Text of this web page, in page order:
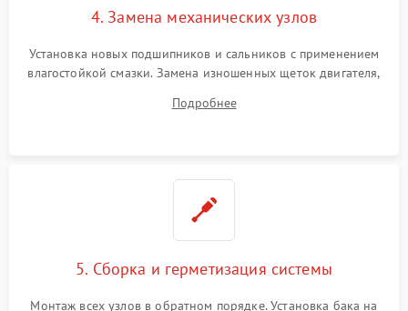
4. Замена механических узлов
Установка новых подшипников и сальников с применением
влагостойкой смазки. Замена изношенных щеток двигателя,
или поврежденной резиновой манжеты.
Подробнее
5. Сборка и герметизация системы
Монтаж всех узлов в обратном порядке. Установка бака на